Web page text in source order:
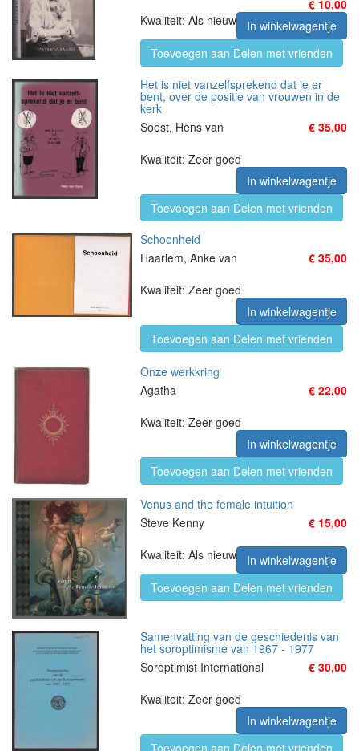
€ 10,00
Kwaliteit: Als nieuw
In winkelwagentje
Toevoegen aan Delen met vrienden
Het is niet vanzelfsprekend dat je er
bent, over de positie van vrouwen in de
kerk
Soest, Hens van
€ 35,00
Kwaliteit: Zeer goed
In winkelwagentje
Toevoegen aan Delen met vrienden
Schoonheid
Haarlem, Anke van
€ 35,00
Kwaliteit: Zeer goed
In winkelwagentje
Toevoegen aan Delen met vrienden
Onze werkkring
Agatha
€ 22,00
Kwaliteit: Zeer goed
In winkelwagentje
Toevoegen aan Delen met vrienden
Venus and the female intuition
Steve Kenny
€ 15,00
Kwaliteit: Als nieuw
In winkelwagentje
Toevoegen aan Delen met vrienden
Samenvatting van de geschiedenis van
het soroptimisme van 1967 - 1977
Soroptimist International
€ 30,00
Kwaliteit: Zeer goed
In winkelwagentje
Toevoegen aan Delen met vrienden